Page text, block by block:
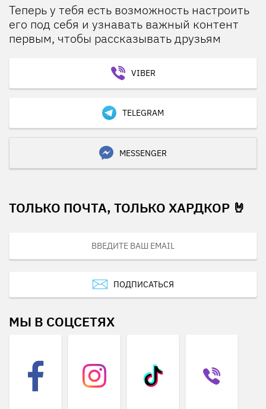
Теперь у тебя есть возможность настроить
его под себя и узнавать важный контент
первым, чтобы рассказывать друзьям
VIBER
TELEGRAM
MESSENGER
ТОЛЬКО ПОЧТА, ТОЛЬКО ХАРДКОР 🤘
ПОДПИСАТЬСЯ
МЫ В СОЦСЕТЯХ